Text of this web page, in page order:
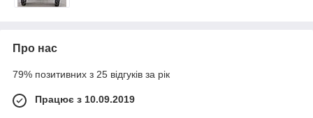
Про нас
79% позитивних з 25 відгуків за рік
Працює з 10.09.2019